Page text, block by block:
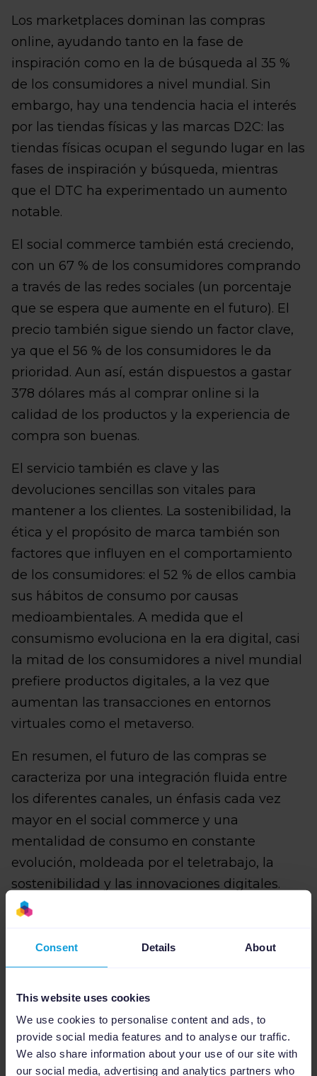
Consent Details About
This website uses cookies
We use cookies to personalise content and ads, to
provide social media features and to analyse our traffic.
We also share information about your use of our site with
our social media, advertising and analytics partners who
Los marketplaces dominan las compras
online, ayudando tanto en la fase de
inspiración como en la de búsqueda al 35 %
de los consumidores a nivel mundial. Sin
embargo, hay una tendencia hacia el interés
por las tiendas físicas y las marcas D2C: las
tiendas físicas ocupan el segundo lugar en las
fases de inspiración y búsqueda, mientras
que el DTC ha experimentado un aumento
notable.
El social commerce también está creciendo,
con un 67 % de los consumidores comprando
a través de las redes sociales (un porcentaje
que se espera que aumente en el futuro). El
precio también sigue siendo un factor clave,
ya que el 56 % de los consumidores le da
prioridad. Aun así, están dispuestos a gastar
378 dólares más al comprar online si la
calidad de los productos y la experiencia de
compra son buenas.
El servicio también es clave y las
devoluciones sencillas son vitales para
mantener a los clientes. La sostenibilidad, la
ética y el propósito de marca también son
factores que influyen en el comportamiento
de los consumidores: el 52 % de ellos cambia
sus hábitos de consumo por causas
medioambientales. A medida que el
consumismo evoluciona en la era digital, casi
la mitad de los consumidores a nivel mundial
prefiere productos digitales, a la vez que
aumentan las transacciones en entornos
virtuales como el metaverso.
En resumen, el futuro de las compras se
caracteriza por una integración fluida entre
los diferentes canales, un énfasis cada vez
mayor en el social commerce y una
mentalidad de consumo en constante
evolución, moldeada por el teletrabajo, la
sostenibilidad y las innovaciones digitales.
Los retailers y las marcas que se adapten a
Todas estas cifras proceden de Hugh
Fletcher y del Informe sobre el comprador del
futuro de VLM.